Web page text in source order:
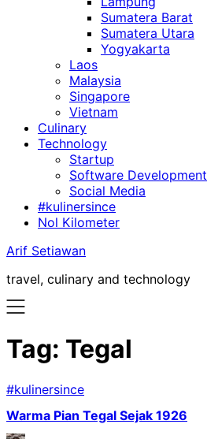
Sumatera Barat
Sumatera Utara
Yogyakarta
Laos
Malaysia
Singapore
Vietnam
Culinary
Technology
Startup
Software Development
Social Media
#kulinersince
Nol Kilometer
Arif Setiawan
travel, culinary and technology
Tag: Tegal
#kulinersince
Warma Pian Tegal Sejak 1926